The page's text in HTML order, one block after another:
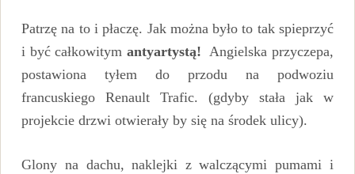
Patrzę na to i płaczę. Jak można było to tak spieprzyć
i być całkowitym antyartystą! Angielska przyczepa,
postawiona tyłem do przodu na podwoziu
francuskiego Renault Trafic. (gdyby stała jak w
projekcie drzwi otwierały by się na środek ulicy).
Glony na dachu, naklejki z walczącymi pumami i